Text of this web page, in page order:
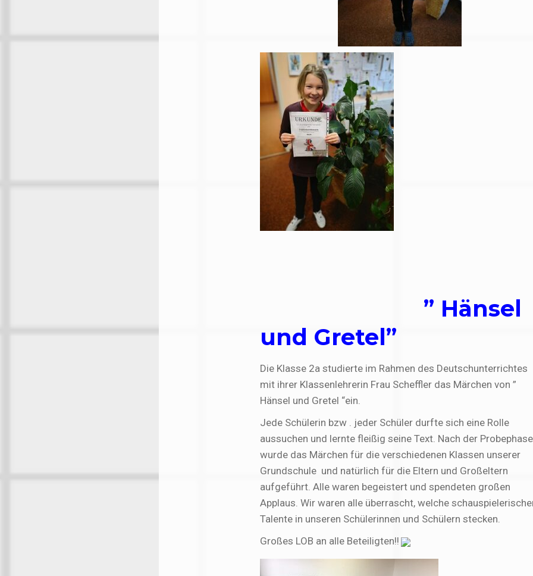
” Hänsel
und Gretel”
Die Klasse 2a studierte im Rahmen des Deutschunterrichtes
mit ihrer Klassenlehrerin Frau Scheffler das Märchen von ”
Hänsel und Gretel “ein.
Jede Schülerin bzw . jeder Schüler durfte sich eine Rolle
aussuchen und lernte fleißig seine Text. Nach der Probephase
wurde das Märchen für die verschiedenen Klassen unserer
Grundschule und natürlich für die Eltern und Großeltern
aufgeführt. Alle waren begeistert und spendeten großen
Applaus. Wir waren alle überrascht, welche
Talente in unseren Schülerinnen und Schülern stecken.
Großes LOB an alle Beteiligten!!